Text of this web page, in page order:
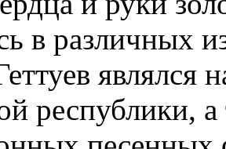
в различных
являлся
республики,